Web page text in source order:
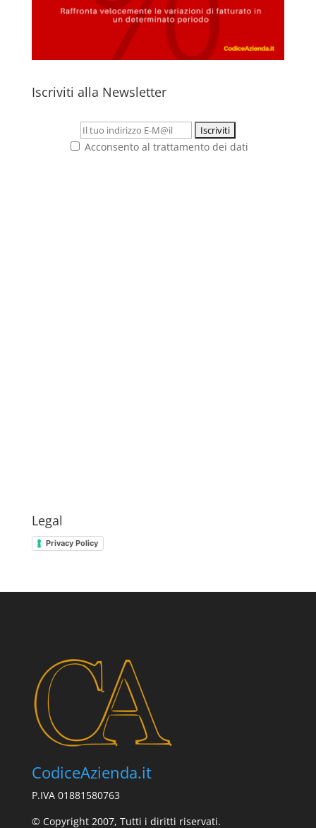
Iscriviti alla Newsletter
Acconsento al trattamento dei dati
Legal
Privacy Policy
CodiceAzienda.it
P.IVA 01881580763
© Copyright 2007, Tutti i diritti riservati.